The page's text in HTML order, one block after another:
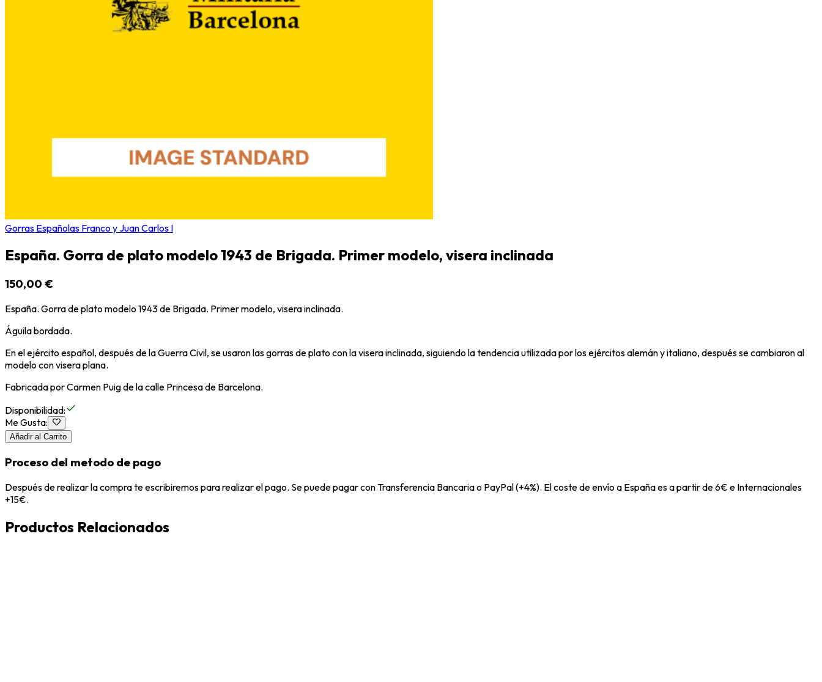
Gorras Españolas Franco y Juan Carlos I
España. Gorra de plato modelo 1943 de Brigada. Primer modelo, visera inclinada
150,00 €
España. Gorra de plato modelo 1943 de Brigada. Primer modelo, visera inclinada.
Águila bordada.
En el ejército español, después de la Guerra Civil, se usaron las gorras de plato con la visera inclinada, siguiendo la tendencia utilizada por los ejércitos alemán y italiano, después se cambiaron al
modelo con visera plana.
Fabricada por Carmen Puig de la calle Princesa de Barcelona.
Disponibilidad:
Me Gusta:
Añadir al Carrito
Proceso del metodo de pago
Después de realizar la compra te escribiremos para realizar el pago. Se puede pagar con Transferencia Bancaria o PayPal (+4%). El coste de envío a España es a partir de 6€ e Internacionales
+15€.
Productos Relacionados